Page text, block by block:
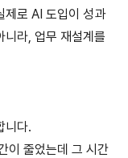
제로 AI 도입이 성과
니라, 업무 재설계를
니다.
이 줄었는데 그 시간